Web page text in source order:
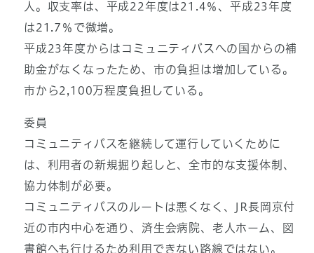
人。収支率は、平成22年度は21.4％、平成23年度
は21.7％で微増。
平成23年度からはコミュニティバスへの国からの補
助金がなくなったため、市の負担は増加している。
市から2,100万程度負担している。
委員
コミュニティバスを継続して運行していくために
は、利用者の新規掘り起しと、全市的な支援体制、
協力体制が必要。
コミュニティバスのルートは悪くなく、JR長岡京付
近の市内中心を通り、済生会病院、老人ホーム、図
書館へも行けるため利用できない路線ではない。